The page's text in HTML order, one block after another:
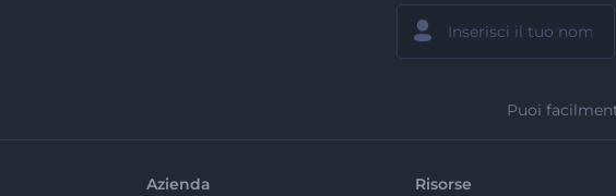
Puoi
Azienda Risorse